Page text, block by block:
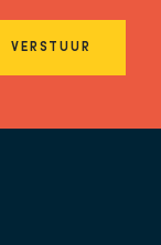
VERSTUUR